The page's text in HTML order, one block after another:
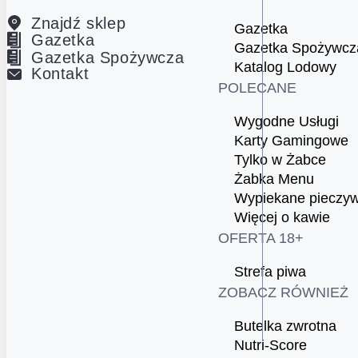
Znajdź sklep
Gazetka
Gazetka Spożywcza
Kontakt
Gazetka
Gazetka
Katalog Lodowy
POLECANE
Wygodne Usługi
Karty Gamingowe
Tylko w Żabce
Żabka Menu
Wypiekane
Więcej o kawie
OFERTA 18+
Strefa piwa
ZOBACZ RÓWNIEŻ
Butelka zwrotna
Nutri-Score